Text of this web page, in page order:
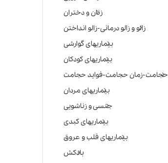
زنان و دختران
زالو و زالو درمانی-زالو انداختن
بیماریهای گوارشی
بیماریهای کودکان
حجامت-زمان حجامت-فواید حجامت
بیماریهای مردان
جنسی و زناشویی
بیماریهای کبدی
بیماریهای قلب و عروق
بادکش